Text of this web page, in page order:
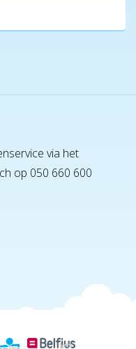
via het
op 050 660 600